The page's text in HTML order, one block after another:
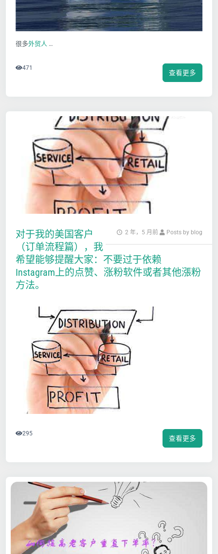
很多外贸人 …
查看更多
471
2 年，5 月前 Posts by blog
对于我的美国客户
（订单流程篇），我
希望能够提醒大家：不要过于依赖
Instagram上的点赞、涨粉软件或者其他漲粉
方法。
查看更多
295